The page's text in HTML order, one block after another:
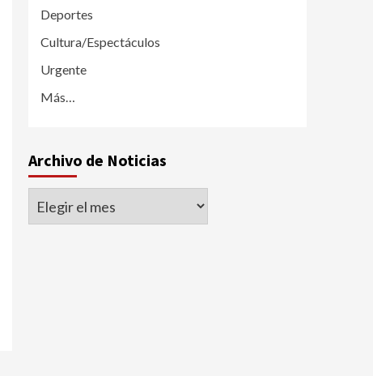
Deportes
Cultura/Espectáculos
Urgente
Más…
Archivo de Noticias
Archivo